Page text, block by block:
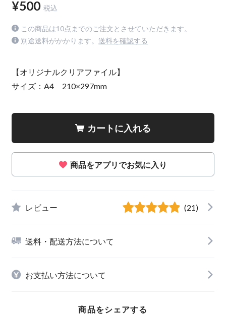
¥500 税込
この商品は10点までのご注文とさせていただきます。
別途送料がかかります。 送料を確認する
【オリジナルクリアファイル】
サイズ：A4 210×297mm
カートに入れる
商品をアプリでお気に入り
レビュー (21)
送料・配送方法について
お支払い方法について
商品をシェアする